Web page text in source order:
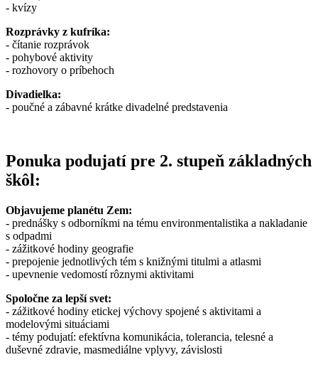
- kvízy
Rozprávky z kufríka:
- čítanie rozprávok
- pohybové aktivity
- rozhovory o príbehoch
Divadielka:
- poučné a zábavné krátke divadelné predstavenia
Ponuka podujatí pre 2. stupeň základných
škôl:
Objavujeme planétu Zem:
- prednášky s odborníkmi na tému environmentalistika a nakladanie
s odpadmi
- zážitkové hodiny geografie
- prepojenie jednotlivých tém s knižnými titulmi a atlasmi
- upevnenie vedomostí rôznymi aktivitami
Spoločne za lepší svet:
- zážitkové hodiny etickej výchovy spojené s aktivitami a
modelovými situáciami
- témy podujatí: efektívna komunikácia, tolerancia, telesné a
duševné zdravie, masmediálne vplyvy, závislosti